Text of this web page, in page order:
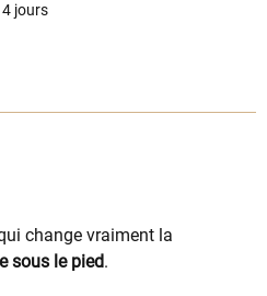
jours
change vraiment la
sous le pied.